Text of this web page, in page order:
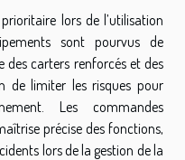
lors de l’utilisation
sont pourvus de
des carters renforcés et des
de limiter les risques pour
Les commandes
précise des fonctions,
lors de la gestion de la